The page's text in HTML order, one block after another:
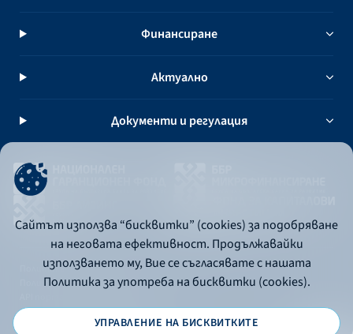
Финансиране
Актуално
Документи и регулация
Политика за употреба на бисквитки
Политика за поверителност
Сайтът използва “бисквитки” (cookies) за подобряване
на неговата ефективност. Продължавайки
използването му, Вие се съгласявате с нашата
Политика за употреба на бисквитки (cookies).
УПРАВЛЕНИЕ НА БИСКВИТКИТЕ